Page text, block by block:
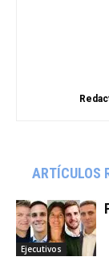
ARTÍCULOS
Ejecutivos